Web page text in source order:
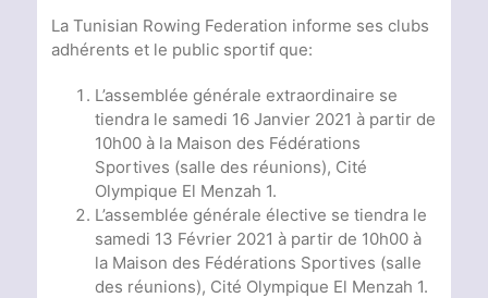
La Tunisian Rowing Federation informe ses clubs
adhérents et le public sportif que:
L’assemblée générale extraordinaire se
tiendra le samedi 16 Janvier 2021 à partir de
10h00 à la Maison des Fédérations
Sportives (salle des réunions), Cité
Olympique El Menzah 1.
L’assemblée générale élective se tiendra le
samedi 13 Février 2021 à partir de 10h00 à
la Maison des Fédérations Sportives (salle
des réunions), Cité Olympique El Menzah 1.